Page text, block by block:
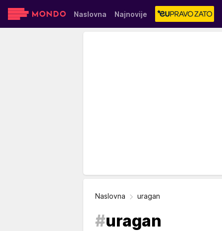
Naslovna Najnovije
Naslovna uragan
#uragan